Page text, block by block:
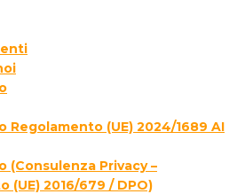
Regolamento (UE) 2024/1689 AI
(Consulenza Privacy –
(UE) 2016/679 / DPO)